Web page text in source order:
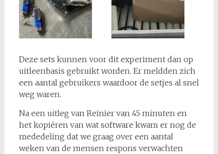
Deze sets kunnen voor dit experiment dan op
uitleenbasis gebruikt worden. Er meldden zich
een aantal gebruikers waardoor de setjes al snel
weg waren.
Na een uitleg van Reinier van 45 minuten en
het kopiëren van wat software kwam er nog de
mededeling dat we graag over een aantal
weken van de mensen respons verwachten